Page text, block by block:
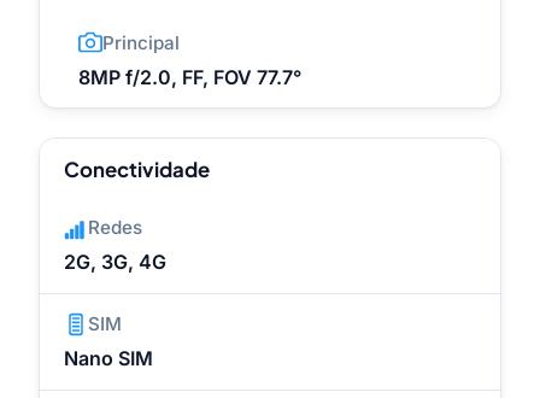
Principal
8MP f/2.0, FF, FOV 77.7°
Conectividade
Redes
2G, 3G, 4G
SIM
Nano SIM